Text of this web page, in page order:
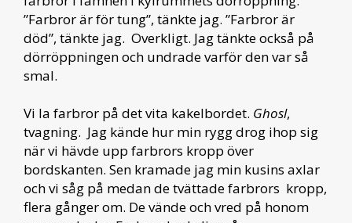
”Farbror är för tung”, tänkte jag. ”Farbror är
död”, tänkte jag. Overkligt. Jag tänkte också på
dörröppningen och undrade varför den var så
smal.
Vi la farbror på det vita kakelbordet. Ghosl,
tvagning. Jag kände hur min rygg drog ihop sig
när vi hävde upp farbrors kropp över
bordskanten. Sen kramade jag min kusins axlar
och vi såg på medan de tvättade farbrors kropp,
flera gånger om. De vände och vred på honom